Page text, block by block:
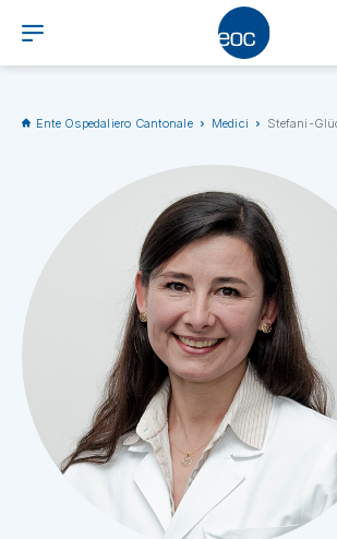
Ente Ospedaliero Cantonale Medici Stefani-